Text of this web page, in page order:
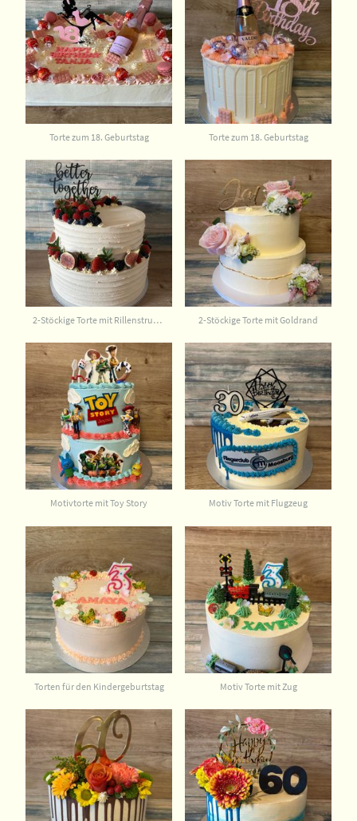
Torte zum 18. Geburtstag Torte zum 18. Geburtstag
2-Stöckige Torte mit Rillenstruktur 2-Stöckige Torte mit Goldrand
Motivtorte mit Toy Story Motiv Torte mit Flugzeug
Torten für den Kindergeburtstag Motiv Torte mit Zug